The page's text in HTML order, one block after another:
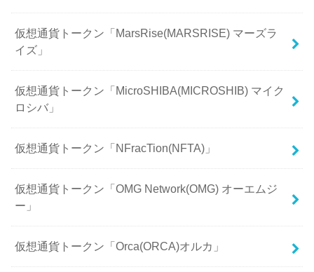
仮想通貨トークン「MarsRise(MARSRISE) マーズラ
イズ」
仮想通貨トークン「MicroSHIBA(MICROSHIB) マイク
ロシバ」
仮想通貨トークン「NFracTion(NFTA)」
仮想通貨トークン「OMG Network(OMG) オーエムジ
ー」
仮想通貨トークン「Orca(ORCA)オルカ」